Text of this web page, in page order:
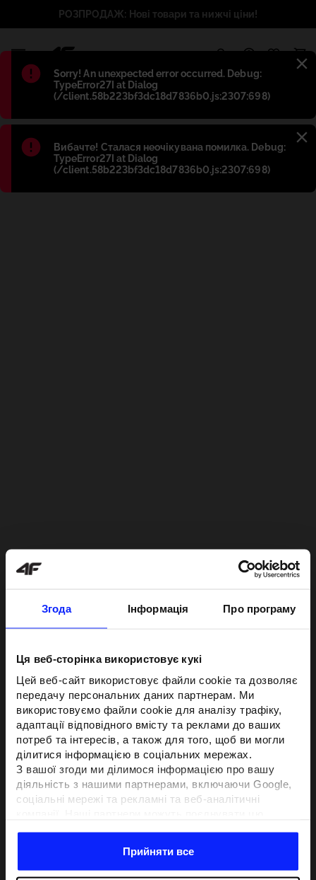
Згода Інформація Про програму
Ця веб-сторінка використовує кукі
Цей веб-сайт використовує файли cookie та дозволяє
передачу персональних даних партнерам. Ми
використовуємо файли cookie для аналізу трафіку,
адаптації відповідного вмісту та реклами до ваших
потреб та інтересів, а також для того, щоб ви могли
ділитися інформацією в соціальних мережах.
З вашої згоди ми ділимося інформацією про вашу
діяльність з нашими партнерами, включаючи Google,
соціальні мережі та рекламні та веб-аналітичні
отримують у результаті використання вами їхніх
послуг.З вашої згоди ми також можемо ділитися
Прийняти все
Błąd:
Sorry! An unexpected error occurred. Debug:
TypeError27I at Dialog
(/client.58b223bf3dc18d7836b0.js:2307:698)
Błąd:
Вибачте! Сталася неочікувана помилка. Debug:
TypeError27I at Dialog
(/client.58b223bf3dc18d7836b0.js:2307:698)
РОЗПРОДАЖ: Нові товари та нижчі ціни!